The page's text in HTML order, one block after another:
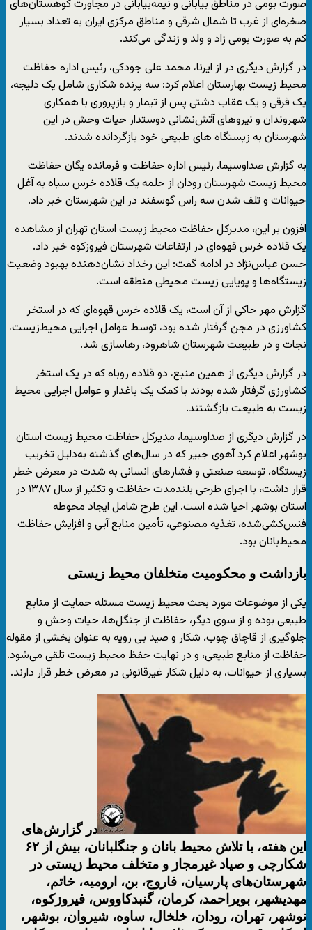
صورت بومی در مناطق بیابانی و نیمه‌بیابانی در مجاورت کوهستان‌های
صخره‌ای از غرب تا شمال شرقی و مناطق مرکزی ایران به تعداد بسیار
کم به صورت بومی زاد و ولد و زندگی می‌کند.
در گزارش دیگری در از ایرنا، محمد علی جودکی، رئیس اداره حفاظت
محیط زیست بهارستان اعلام کرد: سه پرنده شکاری شامل یک دلیجه،
یک قرقی و یک عقاب دشتی پس از تیمار و بازپروری با همکاری
شهروندان و نیروهای آتش‌نشانی دوستدار حیات ‌وحش در این
شهرستان به زیستگاه‌ های طبیعی خود بازگردانده شدند.
به گزارش صداوسیما، رئیس اداره حفاظت و فرمانده یگان حفاظت
محیط زیست شهرستان رودان از حلمه یک قلاده خرس سیاه به آغل
حیوانات و تلف شدن سه راس گوسفند در این شهرستان خبر داد.
افزون بر این، مدیرکل حفاظت محیط زیست استان تهران از مشاهده
یک قلاده خرس قهوه‌ای در ارتفاعات شهرستان فیروزکوه خبر داد.
حسن عباس‌نژاد در ادامه گفت: این رخداد نشان‌دهنده بهبود وضعیت
زیستگاه‌ها و پویایی زیست محیطی منطقه است.
گزارش مهر حاکی از آن است، یک قلاده خرس قهوه‌ای که در استخر
کشاورزی در مجن گرفتار شده بود، توسط عوامل اجرایی محیط‌زیست،
نجات و در طبیعت شهرستان شاهرود، رهاسازی شد.
در گزارش دیگری از همین منبع، دو قلاده روباه که در یک استخر
کشاورزی گرفتار شده بودند با کمک یک باغدار و عوامل اجرایی محیط
زیست به طبیعت بازگشتند.
در گزارش دیگری از صداوسیما، مدیرکل حفاظت محیط زیست استان
بوشهر اعلام کرد آهوی جبیر که در سال‌های گذشته به‌دلیل تخریب
زیستگاه، توسعه صنعتی و فشار‌های انسانی به شدت در معرض خطر
قرار داشت، با اجرای طرحی بلندمدت حفاظت و تکثیر از سال ۱۳۸۷ در
استان بوشهر احیا شده است. این طرح شامل ایجاد محوطه
فنس‌کشی‌شده، تغذیه مصنوعی، تأمین منابع آبی و افزایش حفاظت
محیط‌بانان بود.
بازداشت و محکومیت متخلفان محیط زیستی
یکی از موضوعات مورد بحث محیط زیست مسئله حمایت از منابع
طبیعی بوده و از سوی دیگر، حفاظت از جنگل‌ها، حیات وحش و
جلوگیری از قاچاق چوب، شکار و صید بی رویه به عنوان بخشی از مقوله
حفاظت از منابع طبیعی، و در نهایت حفظ محیط زیست تلقی می‌شود.
بسیاری از حیوانات، به دلیل شکار غیرقانونی در معرض خطر قرار دارند.
در گزارش‌های
این هفته، با تلاش محیط بانان و جنگلبانان، بیش از ۶۲
شکارچی و صیاد غیرمجاز و متخلف محیط زیستی در
شهرستان‌های پارسیان، فاروج، بن، ارومیه، خاتم،
مهدیشهر، بویراحمد، کرمان، گنبدکاووس، فیروزکوه،
نوشهر، تهران، رودان، خلخال، ساوه، شیروان، بوشهر،